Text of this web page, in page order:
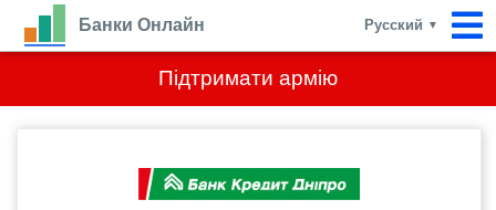
Підтримати армію
Банки Онлайн Русский ▼